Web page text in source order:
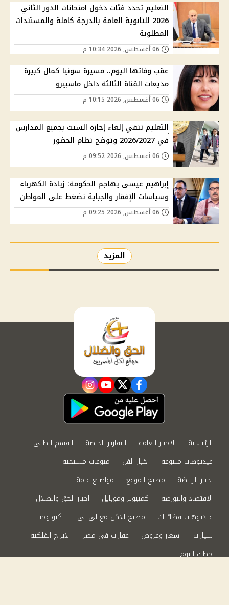
التعليم تحدد فئات دخول امتحانات الدور الثاني
2026 للثانوية العامة بالدرجة كاملة والمستندات
المطلوبة
عقب وفاتها اليوم.. مسيرة سونيا كمال كبيرة
مذيعات القناة الثالثة داخل ماسبيرو
التعليم تنفي إلغاء إجازة السبت بجميع المدارس
في 2026/2027 وتوضح نظام الحضور
إبراهيم عيسى يهاجم الحكومة: زيادة الكهرباء
وسياسات الإفقار والجباية تضغط على المواطن
المزيد
facebook
twitter
youtube
instagram
الرئيسية الاخبار العامة التقارير الخاصة
القسم الطبي
فيديوهات متنوعة
اخبار الفن
منوعات مسيحية
اخبار الرياضة
مطبخ الموقع
مواضيع عامة
الاقتصاد والبورصة
كمبيوتر وموبايل
اخبار الحق والضلال
فيديوهات فضائيات
مطبخ الاكل مع لى لى
تكنولوجيا
سيارات
اسعار وعروض عقارات في مصر
الابراج الفلكية
حظك اليوم